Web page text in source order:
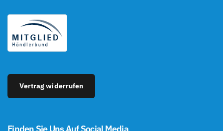
Vertrag widerrufen